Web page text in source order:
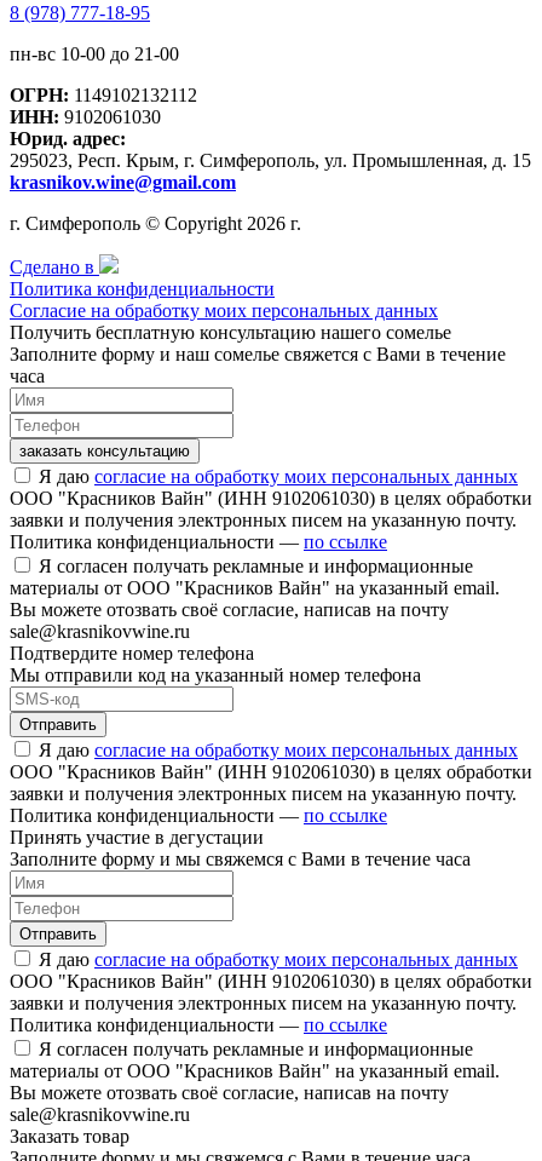
8 (978) 777-18-95
пн-вс 10-00 до 21-00
ОГРН: 1149102132112
ИНН: 9102061030
Юрид. адрес:
295023, Респ. Крым, г. Симферополь, ул. Промышленная, д. 15
krasnikov.wine@gmail.com
г. Симферополь © Copyright 2026 г.
Сделано в
Политика конфиденциальности
Согласие на обработку моих персональных данных
Получить бесплатную консультацию нашего сомелье
Заполните форму и наш сомелье свяжется с Вами в течение
часа
заказать консультацию
Я даю согласие на обработку моих персональных данных
ООО "Красников Вайн" (ИНН 9102061030) в целях обработки
заявки и получения электронных писем на указанную почту.
Политика конфиденциальности — по ссылке
Я согласен получать рекламные и информационные
материалы от ООО "Красников Вайн" на указанный email.
Вы можете отозвать своё согласие, написав на почту
sale@krasnikovwine.ru
Подтвердите номер телефона
Мы отправили код на указанный номер телефона
Отправить
Я даю согласие на обработку моих персональных данных
ООО "Красников Вайн" (ИНН 9102061030) в целях обработки
заявки и получения электронных писем на указанную почту.
Политика конфиденциальности — по ссылке
Принять участие в дегустации
Заполните форму и мы свяжемся с Вами в течение часа
Отправить
Я даю согласие на обработку моих персональных данных
ООО "Красников Вайн" (ИНН 9102061030) в целях обработки
заявки и получения электронных писем на указанную почту.
Политика конфиденциальности — по ссылке
Я согласен получать рекламные и информационные
материалы от ООО "Красников Вайн" на указанный email.
Вы можете отозвать своё согласие, написав на почту
sale@krasnikovwine.ru
Заказать товар